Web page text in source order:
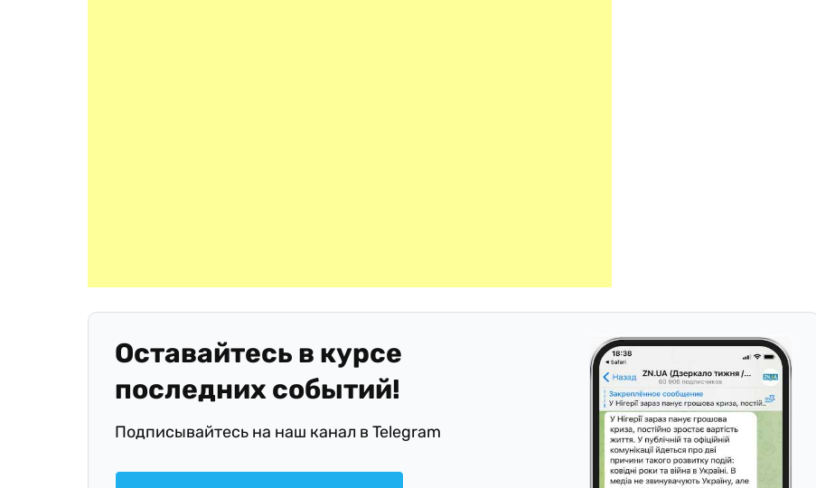
Оставайтесь в курсе
последних событий!
Подписывайтесь на наш канал в Telegram